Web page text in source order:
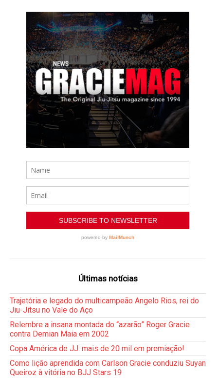
Últimas notícias
Trajetória e legado do multicampeão Angelo Rios, rei do
Jiu-Jitsu no Vale do Aço
Relembre a insana montada do “azarão” Roger Gracie
contra Demian Maia em 2002
Copa América de JJ: mais de 20 mil em premiação!
Como lição aprendida com Carlson Gracie conduziu Suyan
Queiroz à vitória no BJJ Stars 19